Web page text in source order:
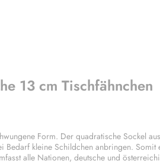
13 cm Tischfähnchen
Form. Der quadratische Sockel
kleine Schildchen anbringen.
alle Nationen, deutsche und